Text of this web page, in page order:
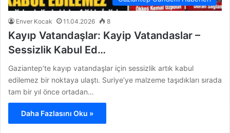
Enver Kocak 11.04.2026 8
Kayıp Vatandaşlar: Kayip Vatandaslar –
Sessizlik Kabul Ed…
Gaziantep’te kayıp vatandaşlar için sessizlik artık kabul
edilemez bir noktaya ulaştı. Suriye’ye malzeme taşıdıkları sırada
tam bir yıl önce ortadan…
Daha Fazlasını Oku »